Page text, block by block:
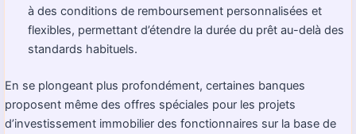
à des conditions de remboursement personnalisées et
flexibles, permettant d’étendre la durée du prêt au-delà des
standards habituels.
En se plongeant plus profondément, certaines banques
proposent même des offres spéciales pour les projets
d’investissement immobilier des fonctionnaires sur la base de